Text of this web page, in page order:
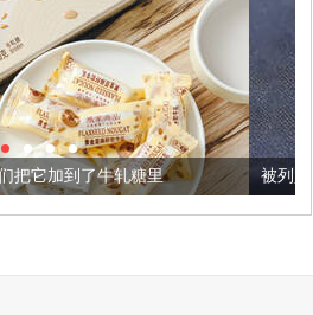
被列入佛家七宝的它到底有